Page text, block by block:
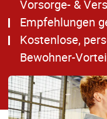
Vorsorge- &
Empfehlungen
Kostenlose,
Bewohner-